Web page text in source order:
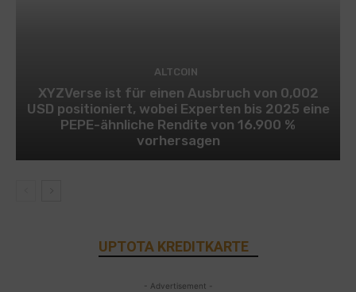
ALTCOIN
XYZVerse ist für einen Ausbruch von 0,002
USD positioniert, wobei Experten bis 2025 eine
PEPE-ähnliche Rendite von 16.900 %
vorhersagen
UPTOTA KREDITKARTE
- Advertisement -